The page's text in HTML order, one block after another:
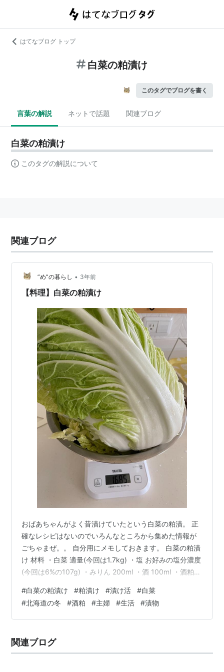
はてなブログ トップ
白菜の粕漬け
このタグでブログを書く
言葉の解説 ネットで話題 関連ブログ
白菜の粕漬け
このタグの解説について
関連ブログ
”め”の暮らし • 3年前
【料理】白菜の粕漬け
おばあちゃんがよく昔漬けていたという白菜の粕漬。 正
確なレシピはないのでいろんなところから集めた情報が
ごちゃまぜ。。 自分用にメモしておきます。 白菜の粕漬
け 材料 ・白菜 適量(今回は1.7kg) ・塩 お好みの塩分濃度
(今回は6%の107g) ・みりん 200ml ・酒 100ml ・酒粕
くらい塩で荒漬けする 今回は6％でやってみました。 塩
計算 白菜の量（g）×塩分濃度（%)＝塩の量 （白菜：約
1700g の6%＝102ｇの塩） 重しは10㎏です。 ～3日後～
みりん：2…
#白菜の粕漬け #粕漬け #漬け活 #白菜
#北海道の冬 #酒粕 #主婦 #生活 #漬物
関連ブログ